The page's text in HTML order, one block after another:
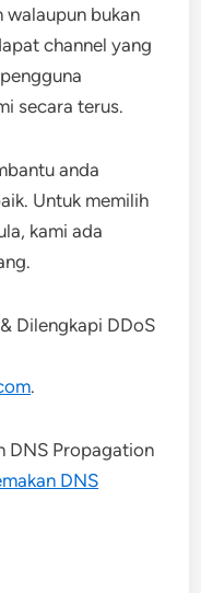
bukan
channel yang
secara terus.
anda
Untuk memilih
kami ada
Dilengkapi DDoS
.
DNS Propagation
DNS